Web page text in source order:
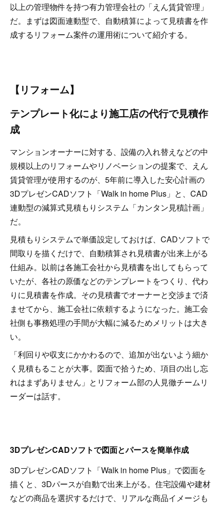
以上の管理物件を持つ有力管理会社の「えん賃貸管理」
だ。まずは図面連動型で、自動積算によって見積書を作
成するリフォーム案件の運用術について紹介する。
【リフォーム】
テンプレート化により施工店の代行で見積作
成
マンションオーナーに対する、設備の入れ替えなどの中
規模以上のリフォームやリノベーションの提案で、えん
賃貸管理が使用するのが、5年前に導入した安心計画の
3DプレゼンCADソフト「Walk in home Plus」と、CAD
連動型の減算式見積もりシステム「カンタン見積計画」
だ。
見積もりシステムで単価設定しておけば、CADソフトで
間取りを描くだけで、自動積算され見積書が出来上がる
仕組み。以前は各施工会社から見積書を出してもらって
いたが、各社の原価などのテンプレートをつくり、代わ
りに見積書を作成。その見積書でオーナーと交渉まで済
ませてから、施工会社に依頼するようになった。施工会
社側も事務処理の手間が大幅に減るためメリットは大き
い。
「利回りや収支にかかわるので、追加が出ないよう細か
く見積もることが大事。図面で拾うため、項目の出し忘
れはまずありません」とリフォーム部の人見徹チームリ
ーダーは話す。
3DプレゼンCADソフトで図面とパースを簡単作成
3DプレゼンCADソフト「Walk in home Plus」で図面を
描くと、3Dパースが自動で出来上がる。住宅設備や建材
などの商品を選択するだけで、リアルな商品イメージも